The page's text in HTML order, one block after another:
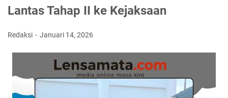
Lantas Tahap II ke Kejaksaan
Redaksi Januari 14, 2026